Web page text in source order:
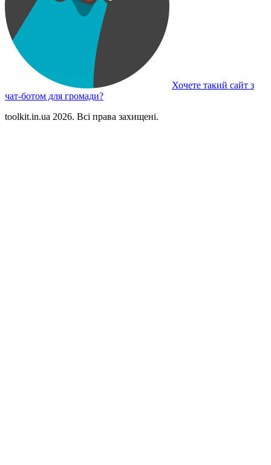
Хочете такий сайт з
чат-ботом для громади?
toolkit.in.ua 2026. Всі права захищені.